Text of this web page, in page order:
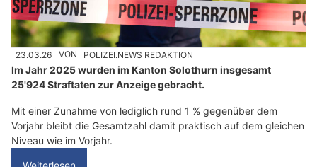
23.03.26 VON POLIZEI.NEWS REDAKTION
Im Jahr 2025 wurden im Kanton Solothurn insgesamt
25'924 Straftaten zur Anzeige gebracht.
Mit einer Zunahme von lediglich rund 1 % gegenüber dem
Vorjahr bleibt die Gesamtzahl damit praktisch auf dem gleichen
Niveau wie im Vorjahr.